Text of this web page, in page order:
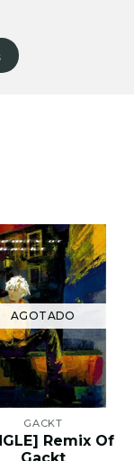
AGOTADO
GACKT
Remix Of